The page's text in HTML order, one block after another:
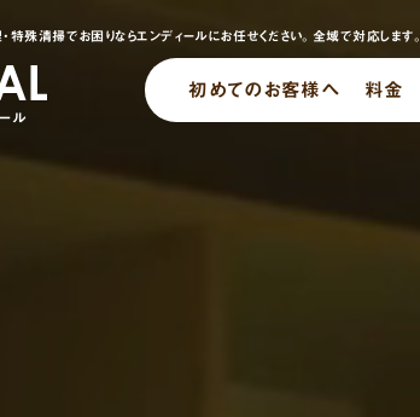
殊清掃でお困りならエンディールにお任せください。全域で対応します。
ル
初めてのお客様へ 料金